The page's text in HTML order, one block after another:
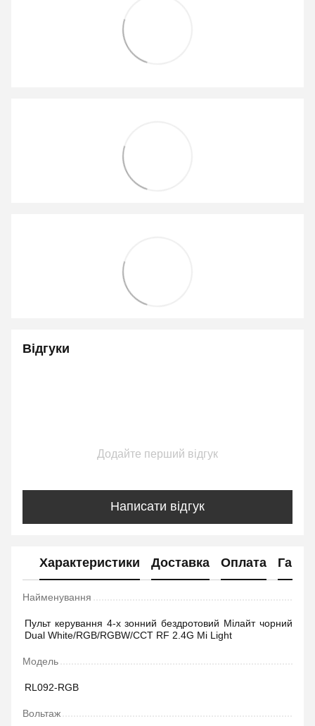
Відгуки
Додайте перший відгук
Написати відгук
Характеристики Доставка Оплата
Найменування
Пульт керування 4-х зонний бездротовий Мілайт чорний
Dual White/RGB/RGBW/CCT RF 2.4G Mi Light
Модель
RL092-RGB
Вольтаж